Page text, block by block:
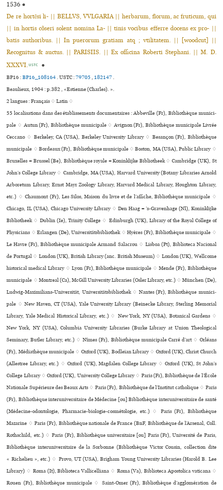
1536 ●
De re hortẽsi li- || BELLVS, VVLGARIA || herbarum, florum, ac fruticum, qui
|| in hortis cõseri solent nomina La- || tinis vocibus efferre docens ex pro- ||
batis authoribus. || In puerorum gratiam atq ; vtilitatem. || [woodcut] ||
Recognitus & auctus. || PARISIIS. || Ex officina Roberti Stephani. || M. D.
XXXVI. USTC ●
BP16 :BP16_108164.USTC :79705, 182147.
Beaulieux, 1904 : p.382 , «Estienne (Charles). ».
2 langues :Français ♢Latin ♢
55 localisations dans des établissements documentaires : Abbeville (Fr), Bibliothèque muni­ci­
pale ♢ Autun (Fr), Bibliothèque muni­ci­pale ♢ Avignon (Fr), Bibliothèque muni­ci­pale Livrée
Ceccano ♢ Berkeley, CA (USA), Berkeley University Library ♢ Besançon (Fr), Bibliothèque
muni­ci­pale ♢ Bordeaux (Fr), Bibliothèque muni­ci­pale ♢ Boston, MA (USA), Public Library ♢
Bruxelles = Brussel (Be), Bibliothèque royale = Koninklijke Bibliotheek ♢ Cambridge (UK), St
John’s College Library ♢ Cambridge, MA (USA), Harvard University (Botany Libraries Arnold
Arboretum Library, Ernst Mayr Zoology Library, Harvard Medical Library, Houghton Library,
etc.) ♢ Chaumont (Fr), Les Silos, Maison du livre et de l’affi­che, Bibliothèque muni­ci­pale ♢
Chicago, IL (USA), Chicago University Library ♢ Den Haag = ’s-Gravenhage (Nl), Koninklijke
Bibliotheek ♢ Dublin (Ie), Trinity College ♢ Edinburgh (UK), Library of the Royal College of
Physicians ♢ Erlangen (De), Universitätsbibliothek ♢ Hyères (Fr), Bibliothèque muni­ci­pale ♢
Le Havre (Fr), Bibliothèque muni­ci­pale Armand Salacrou ♢ Lisboa (Pt), Biblioteca Nacional
de Portugal ♢ London (UK), British Library (anc. British Museum) ♢ London (UK), Wellcome
his­to­ri­cal medi­cal Library ♢ Lyon (Fr), Bibliothèque muni­ci­pale ♢ Mende (Fr), Bibliothèque
muni­ci­pale ♢ Montreal (Ca), McGill University Libraries (Osler Library, etc.) ♢ München (De),
Ludwig-Maximilians-Universität, Universitätsbibliothek ♢ Nantes (Fr), Bibliothèque muni­ci­
pale ♢ New Haven, CT (USA), Yale University Library (Beinecke Library, Sterling Memorial
Library, Yale Medical Historical Library, etc.) ♢ New York, NY (USA), Botanical Gardens ♢
New York, NY (USA), Columbia University Libraries (Burke Library at Union Theological
Seminary, Butler Library, etc.) ♢ Nîmes (Fr), Bibliothèque muni­ci­pale Carré d’art ♢ Orléans
(Fr), Médiathèque muni­ci­pale ♢ Oxford (UK), Bodleian Library ♢ Oxford (UK), Christ Church
(Allestree Library, etc.) ♢ Oxford (UK), Magdalen College Library ♢ Oxford (UK), St John’s
College Library ♢ Oxford (UK), University College Library ♢ Paris (Fr), Bibliothèque de l’École
Nationale Supérieure des Beaux Arts ♢ Paris (Fr), Bibliothèque de l’Institut catho­li­que ♢ Paris
(Fr), Bibliothèque inte­ru­ni­ver­si­taire de Médecine [ou] Bibliothèque inte­ru­ni­ver­si­taire de santé
(Médecine-odon­to­lo­gie, Pharmacie-bio­lo­gie-cos­mé­to­lo­gie, etc.) ♢ Paris (Fr), Bibliothèque
Mazarine ♢ Paris (Fr), Bibliothèque nationale de France (BnF, Bibliothèque de l’Arsenal, Coll.
Rothschild, etc.) ♢ Paris (Fr), Bibliothèque uni­ver­si­taire [ou] Paris (Fr), Université de Paris,
Bibliothèque inte­ru­ni­ver­si­taire de la Sorbonne (Bibliothèque Victor Cousin, collection dite
« Richelieu », etc.) ♢ Provo, UT (USA), Brigham Young University Libraries (Harold B. Lee
Library) ♢ Roma (It), Biblioteca Vallicelliana ♢ Roma (Va), Biblioteca Apostolica vaticana ♢
Rouen (Fr), Bibliothèque muni­ci­pale ♢ Saint-Omer (Fr), Bibliothèque d’agglo­mé­ra­tion de